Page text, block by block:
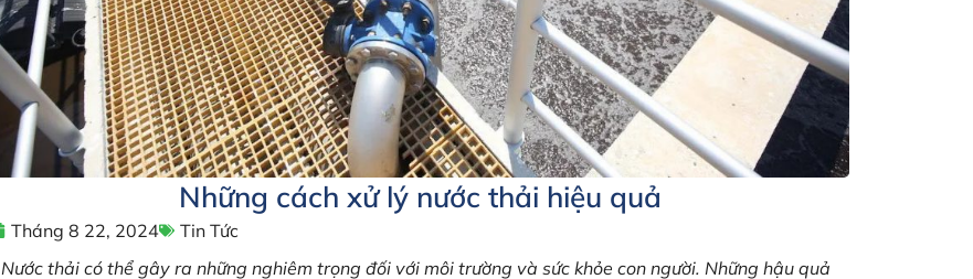
Những cách xử lý nước thải hiệu quả
Tháng 8 22, 2024
Tin Tức
Nước thải có thể gây ra những nghiêm trọng đối với môi trường và sức khỏe con người. Những hậu quả